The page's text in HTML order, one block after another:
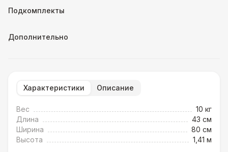
Подкомплекты
Дополнительно
Характеристики Описание
Вес
10 кг
Длина
43 см
Ширина
80 см
Высота
1,41 м